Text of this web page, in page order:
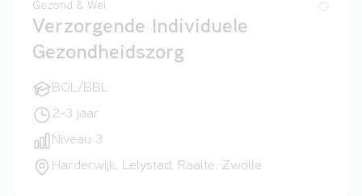
Gezond & Wel
Verzorgende Individuele
Gezondheidszorg
BOL/BBL
2-3 jaar
Niveau 3
Harderwijk, Lelystad, Raalte, Zwolle